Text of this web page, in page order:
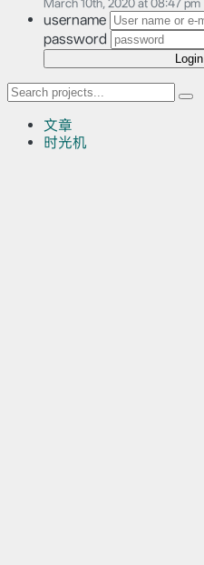
March 10th, 2020 at 08:47 pm
username
password
Login
文章
时光机